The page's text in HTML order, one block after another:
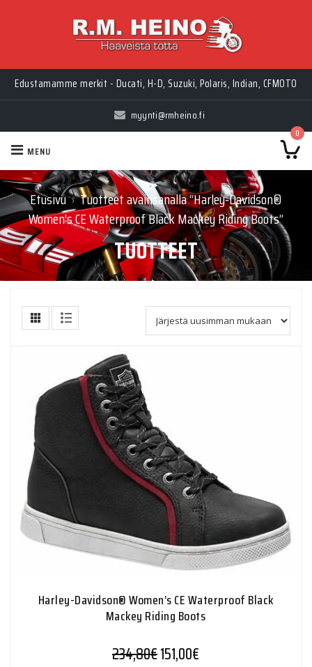
Edustamamme merkit - Ducati, H-D, Suzuki, Polaris, Indian, CFMOTO
myynti@rmheino.fi
0
MENU
Etusivu › Tuotteet avainsanalla “Harley-Davidson®
Women's CE Waterproof Black Mackey Riding Boots”
TUOTTEET
Harley-Davidson® Women’s CE Waterproof Black
Mackey Riding Boots
234,80€Alkuperäinen hinta oli:
151,00€